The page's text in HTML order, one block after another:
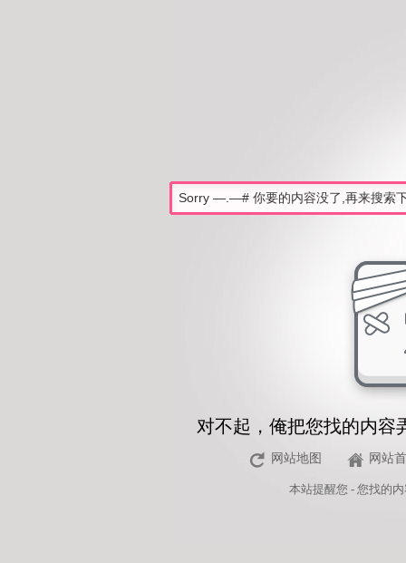
对不起，俺把您找的内容
网站地图 网站
本站提醒您 - 您找的